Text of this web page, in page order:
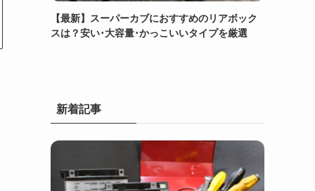
【最新】スーパーカブにおすすめのリアボック
スは？安い･大容量･かっこいいタイプを厳選
新着記事